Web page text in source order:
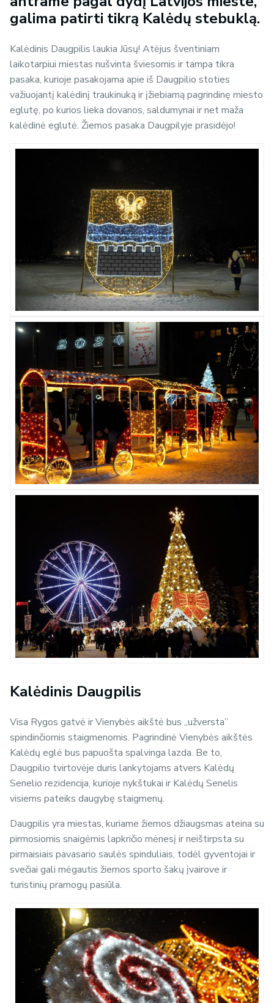
galima patirti tikrą Kalėdų stebuklą.
Kalėdinis Daugpilis laukia Jūsų! Atėjus šventiniam
laikotarpiui miestas nušvinta šviesomis ir tampa tikra
pasaka, kurioje pasakojama apie iš Daugpilio stoties
važiuojantį kalėdinį traukinuką ir įžiebiamą pagrindinę miesto
eglutę, po kurios lieka dovanos, saldumynai ir net maža
kalėdinė eglutė. Žiemos pasaka Daugpilyje prasidėjo!
Kalėdinis Daugpilis
Visa Rygos gatvė ir Vienybės aikštė bus „užversta”
spindinčiomis staigmenomis. Pagrindinė Vienybės aikštės
Kalėdų eglė bus papuošta spalvinga lazda. Be to,
Daugpilio tvirtovėje duris lankytojams atvers Kalėdų
Senelio rezidencija, kurioje nykštukai ir Kalėdų Senelis
visiems pateiks daugybę staigmenų.
Daugpilis yra miestas, kuriame žiemos džiaugsmas ateina su
pirmosiomis snaigėmis lapkričio mėnesį ir neištirpsta su
pirmaisiais pavasario saulės spinduliais, todėl gyventojai ir
svečiai gali mėgautis žiemos sporto šakų įvairove ir
turistinių pramogų pasiūla.